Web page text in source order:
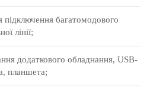
підключення багатомодового
лінії;
додаткового обладнання, USB-
планшета;